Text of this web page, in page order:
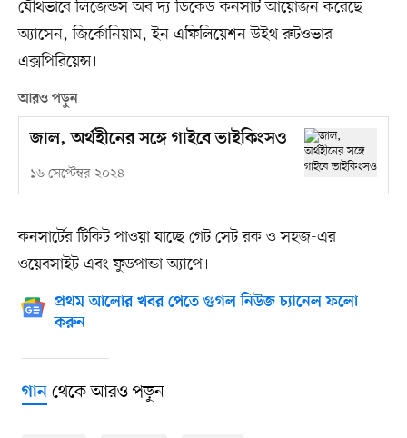
যৌথভাবে লিজেন্ডস অব দ্য ডিকেড কনসার্ট আয়োজন করেছে
অ্যাসেন, জির্কোনিয়াম, ইন এফিলিয়েশন উইথ রুটওভার
এক্সপিরিয়েন্স।
আরও পড়ুন
জাল, অর্থহীনের সঙ্গে গাইবে ভাইকিংসও
১৬ সেপ্টেম্বর ২০২৪
কনসার্টের টিকিট পাওয়া যাচ্ছে গেট সেট রক ও সহজ-এর
ওয়েবসাইট এবং ফুডপান্ডা অ্যাপে।
প্রথম আলোর খবর পেতে গুগল নিউজ চ্যানেল ফলো
করুন
গানথেকে আরও পড়ুন